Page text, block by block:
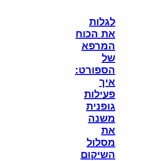
לגלות
את הכוח
המרפא
של
הספורט:
איך
פעילות
גופנית
משנה
את
מסלול
השיקום